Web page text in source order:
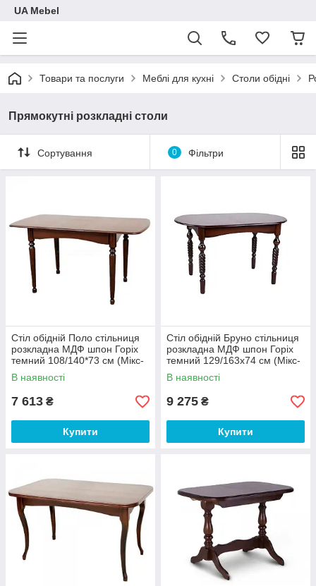
UA Mebel
Товари та послуги Меблі для кухні Столи обідні
Прямокутні розкладні столи
Сортування 0 Фільтри
Стіл обідній Поло стільниця
розкладна МДФ шпон Горіх
темний 108/140*73 см (Мікс-
Мебель ТМ)
В наявності
7 613 ₴
Купити
Стіл обідній Бруно стільниця
розкладна МДФ шпон Горіх
темний 129/163х74 см (Мікс-
Мебель ТМ)
В наявності
9 275 ₴
Купити